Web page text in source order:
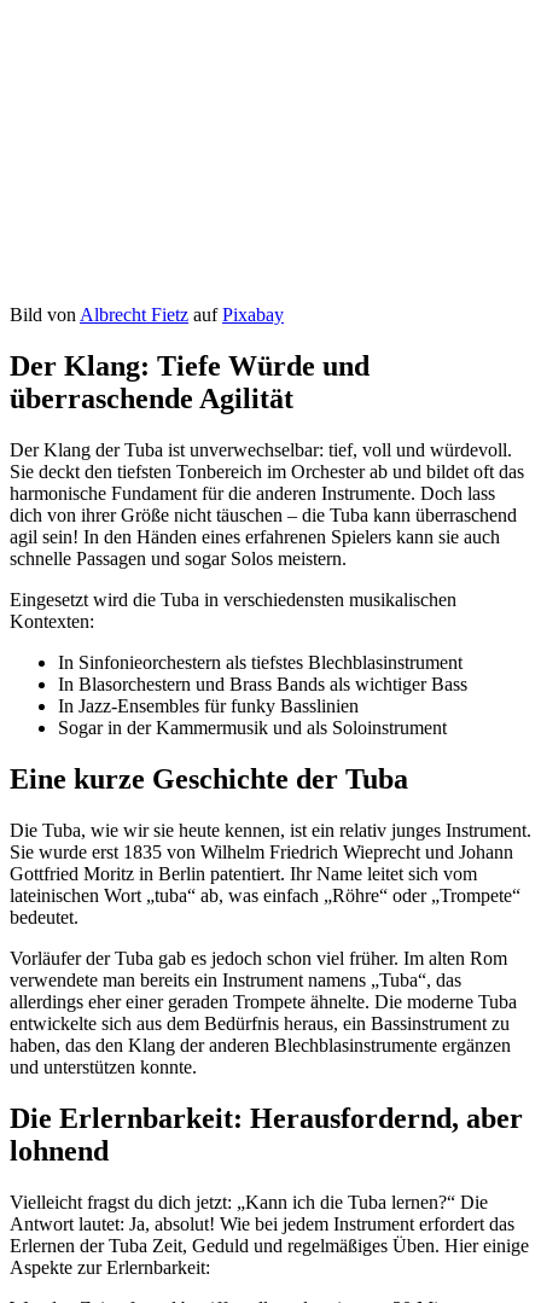
Bild vonAlbrecht Fietz aufPixabay
Der Klang: Tiefe Würde und
überraschende Agilität
Der Klang der Tuba ist unverwechselbar: tief, voll und würdevoll.
Sie deckt den tiefsten Tonbereich im Orchester ab und bildet oft das
harmonische Fundament für die anderen Instrumente. Doch lass
dich von ihrer Größe nicht täuschen – die Tuba kann überraschend
agil sein! In den Händen eines erfahrenen Spielers kann sie auch
schnelle Passagen und sogar Solos meistern.
Eingesetzt wird die Tuba in verschiedensten musikalischen
Kontexten:
In Sinfonieorchestern als tiefstes Blechblasinstrument
In Blasorchestern und Brass Bands als wichtiger Bass
In Jazz-Ensembles für funky Basslinien
Sogar in der Kammermusik und als Soloinstrument
Eine kurze Geschichte der Tuba
Die Tuba, wie wir sie heute kennen, ist ein relativ junges Instrument.
Sie wurde erst 1835 von Wilhelm Friedrich Wieprecht und Johann
Gottfried Moritz in Berlin patentiert. Ihr Name leitet sich vom
lateinischen Wort „tuba“ ab, was einfach „Röhre“ oder „Trompete“
bedeutet.
Vorläufer der Tuba gab es jedoch schon viel früher. Im alten Rom
verwendete man bereits ein Instrument namens „Tuba“, das
allerdings eher einer geraden Trompete ähnelte. Die moderne Tuba
entwickelte sich aus dem Bedürfnis heraus, ein Bassinstrument zu
haben, das den Klang der anderen Blechblasinstrumente ergänzen
und unterstützen konnte.
Die Erlernbarkeit: Herausfordernd, aber
lohnend
Vielleicht fragst du dich jetzt: „Kann ich die Tuba lernen?“ Die
Antwort lautet: Ja, absolut! Wie bei jedem Instrument erfordert das
Erlernen der Tuba Zeit, Geduld und regelmäßiges Üben. Hier einige
Aspekte zur Erlernbarkeit: